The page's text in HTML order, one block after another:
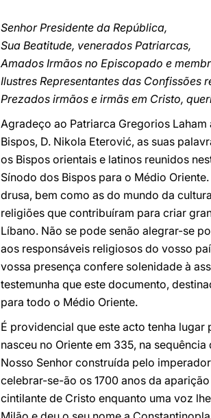
Senhor Presidente da República,
Sua Beatitude, venerados Patriarcas,
Amados Irmãos no Episcopado e
Ilustres Representantes das
Prezados irmãos e irmãs em Cristo,
Agradeço ao Patriarca Gregorios
Bispos, D. Nikola Eterović, as suas
os Bispos orientais e latinos reunidos
Sínodo dos Bispos para o Médio
drusa, bem como as do mundo da
religiões que contribuíram para criar
Líbano. Não se pode senão alegrar-se
aos responsáveis religiosos do vosso
vossa presença confere solenidade à
testemunha que este documento,
para todo o Médio Oriente.
É providencial que este acto tenha lugar
nasceu no Oriente em 335, na
Nosso Senhor construída pelo
celebrar-se-ão os 1700 anos da
cintilante de Cristo enquanto uma voz